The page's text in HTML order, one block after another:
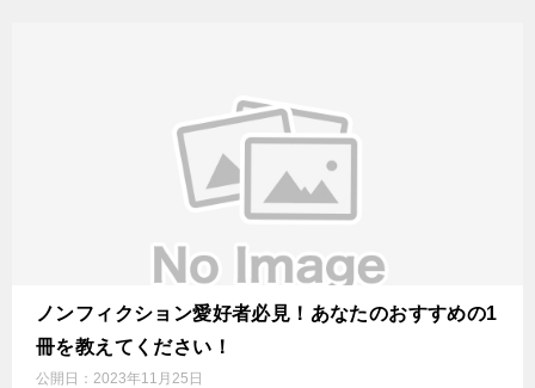
ノンフィクション愛好者必見！あなたのおすすめの1
冊を教えてください！
公開日： 2023年11月25日